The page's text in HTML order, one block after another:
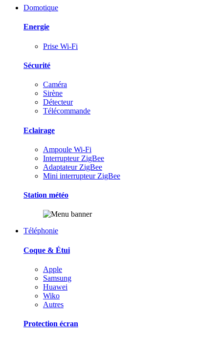
Domotique
Energie
Prise Wi-Fi
Sécurité
Caméra
Sirène
Détecteur
Télécommande
Eclairage
Ampoule Wi-Fi
Interrupteur ZigBee
Adaptateur ZigBee
Mini interrupteur ZigBee
Station météo
Téléphonie
Coque & Étui
Apple
Samsung
Huawei
Wiko
Autres
Protection écran